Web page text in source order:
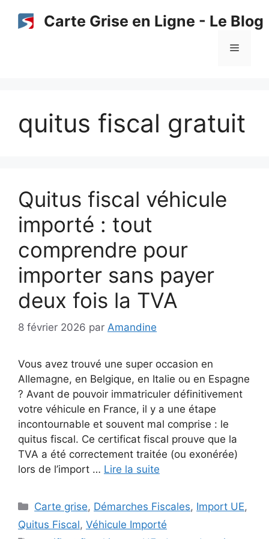
Carte Grise en Ligne - Le Blog
Menu
quitus fiscal gratuit
Quitus fiscal véhicule
importé : tout
comprendre pour
importer sans payer
deux fois la TVA
8 février 2026 par Amandine
Vous avez trouvé une super occasion en
Allemagne, en Belgique, en Italie ou en Espagne
? Avant de pouvoir immatriculer définitivement
votre véhicule en France, il y a une étape
incontournable et souvent mal comprise : le
quitus fiscal. Ce certificat fiscal prouve que la
TVA a été correctement traitée (ou exonérée)
lors de l’import … Lire la suite
Catégories
Carte grise, Démarches Fiscales, Import UE,
Quitus Fiscal, Véhicule Importé